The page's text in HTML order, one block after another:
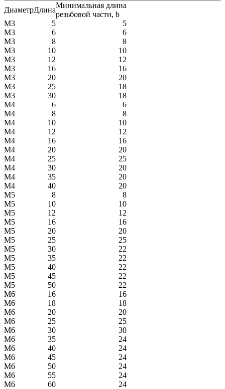
ДиаметрДлина
Минимальная длина
резьбовой части, b
М3
5
5
М3
6
6
М3
8
8
М3
10
10
М3
12
12
М3
16
16
М3
20
20
М3
25
18
М3
30
18
М4
6
6
М4
8
8
М4
10
10
М4
12
12
М4
16
16
М4
20
20
М4
25
25
М4
30
20
М4
35
20
М4
40
20
М5
8
8
М5
10
10
М5
12
12
М5
16
16
М5
20
20
М5
25
25
М5
30
22
М5
35
22
М5
40
22
М5
45
22
М5
50
22
М6
16
16
М6
18
18
М6
20
20
М6
25
25
М6
30
30
М6
35
24
М6
40
24
М6
45
24
М6
50
24
М6
55
24
М6
60
24